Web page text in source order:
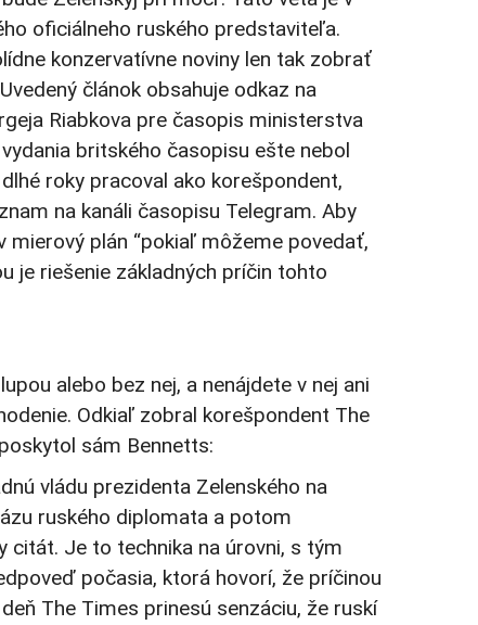
oficiálneho ruského predstaviteľa.
konzervatívne noviny len tak zobrať
článok obsahuje odkaz na
Riabkova pre časopis ministerstva
britského časopisu ešte nebol
roky pracoval ako korešpondent,
na kanáli časopisu Telegram. Aby
mierový plán “pokiaľ môžeme povedať,
je riešenie základných príčin tohto
alebo bez nej, a nenájdete v nej ani
Odkiaľ zobral korešpondent The
sám Bennetts:
vládu prezidenta Zelenského na
ruského diplomata a potom
citát. Je to technika na úrovni, s tým
počasia, ktorá hovorí, že príčinou
The Times prinesú senzáciu, že ruskí